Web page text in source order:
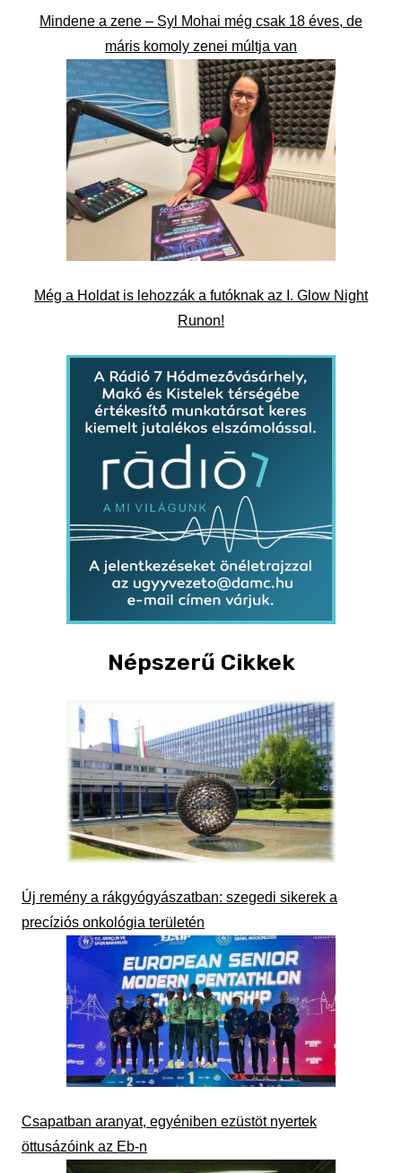
Mindene a zene – Syl Mohai még csak 18 éves, de
máris komoly zenei múltja van
Még a Holdat is lehozzák a futóknak az I. Glow Night
Runon!
Népszerű Cikkek
Új remény a rákgyógyászatban: szegedi sikerek a
precíziós onkológia területén
Csapatban aranyat, egyéniben ezüstöt nyertek
öttusázóink az Eb-n